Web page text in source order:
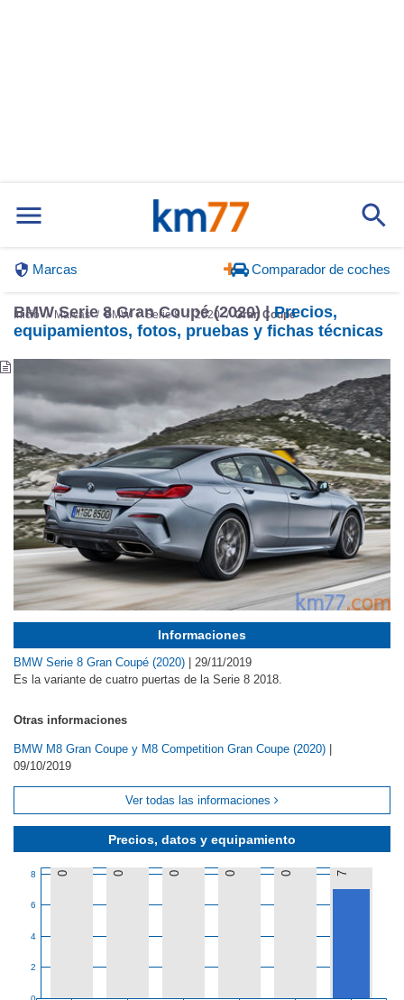
Marcas Comparador de coches
Inicio Marcas BMW Serie 8 2020 Gran Coupé
BMW Serie 8 Gran Coupé (2020) |Precios,
equipamientos, fotos, pruebas y fichas técnicas
Precios, datos y equipamiento
2
4
6
8 0 0 0 0 0 7
Informaciones
BMW Serie 8 Gran Coupé (2020)
29/11/2019
Es la variante de cuatro puertas de la Serie 8 2018.
Otras informaciones
BMW M8 Gran Coupe y M8 Competition Gran Coupe (2020)
09/10/2019
Ver todas las informaciones